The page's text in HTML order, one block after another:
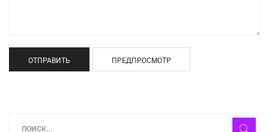
ОТПРАВИТЬ ПРЕДПРОСМОТР